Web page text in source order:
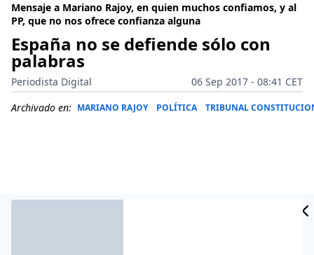
Mensaje a Mariano Rajoy, en quien muchos confiamos, y al
PP, que no nos ofrece confianza alguna
España no se defiende sólo con
palabras
Periodista Digital
06 Sep 2017 - 08:41 CET
Archivado en: MARIANO RAJOY POLÍTICA TRIBUNAL